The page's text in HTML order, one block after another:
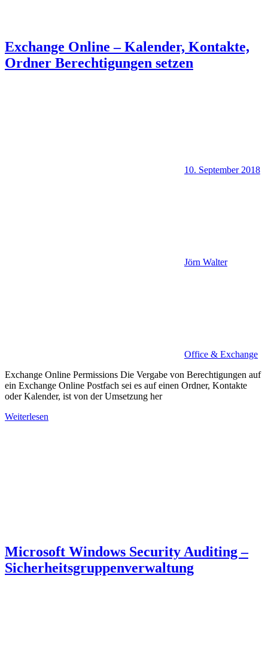
Exchange Online – Kalender, Kontakte,
Ordner Berechtigungen setzen
10. September 2018
Jörn Walter
Office & Exchange
Exchange Online Permissions Die Vergabe von Berechtigungen auf
ein Exchange Online Postfach sei es auf einen Ordner, Kontakte
oder Kalender, ist von der Umsetzung her
Weiterlesen
Microsoft Windows Security Auditing –
Sicherheitsgruppenverwaltung